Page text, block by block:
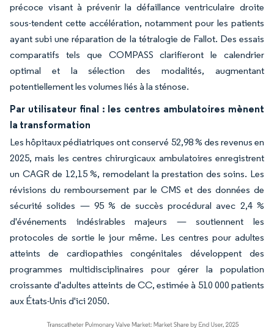
précoce visant à prévenir la défaillance ventriculaire droite
sous-tendent cette accélération, notamment pour les patients
ayant subi une réparation de la tétralogie de Fallot. Des essais
comparatifs tels que COMPASS clarifieront le calendrier
optimal et la sélection des modalités, augmentant
potentiellement les volumes liés à la sténose.
Par utilisateur final : les centres ambulatoires mènent
la transformation
Les hôpitaux pédiatriques ont conservé 52,98 % des revenus en
2025, mais les centres chirurgicaux ambulatoires enregistrent
un CAGR de 12,15 %, remodelant la prestation des soins. Les
révisions du remboursement par le CMS et des données de
sécurité solides — 95 % de succès procédural avec 2,4 %
d'événements indésirables majeurs — soutiennent les
protocoles de sortie le jour même. Les centres pour adultes
atteints de cardiopathies congénitales développent des
programmes multidisciplinaires pour gérer la population
croissante d'adultes atteints de CC, estimée à 510 000 patients
aux États-Unis d'ici 2050.